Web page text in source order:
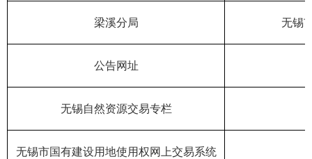
梁溪分局 无锡
公告网址
无锡自然资源交易专栏
无锡市国有建设用地使用权网上交易系统